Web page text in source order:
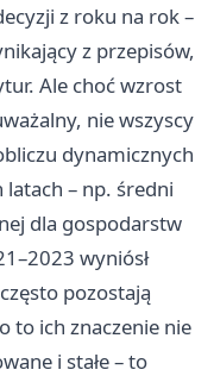
z roku na rok –
z przepisów,
Ale choć wzrost
nie wszyscy
dynamicznych
– np. średni
dla gospodarstw
wyniósł
pozostają
to ich znaczenie nie
i stałe – to